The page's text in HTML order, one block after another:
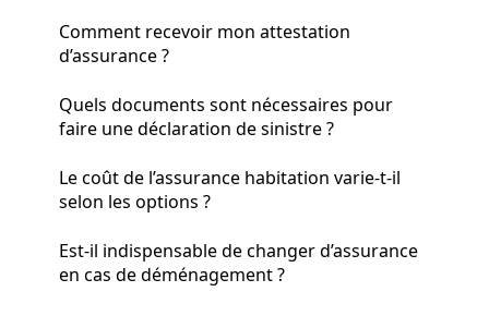
Comment recevoir mon attestation
d’assurance ?
Quels documents sont nécessaires pour
faire une déclaration de sinistre ?
Le coût de l’assurance habitation varie-t-il
selon les options ?
Est-il indispensable de changer d’assurance
en cas de déménagement ?